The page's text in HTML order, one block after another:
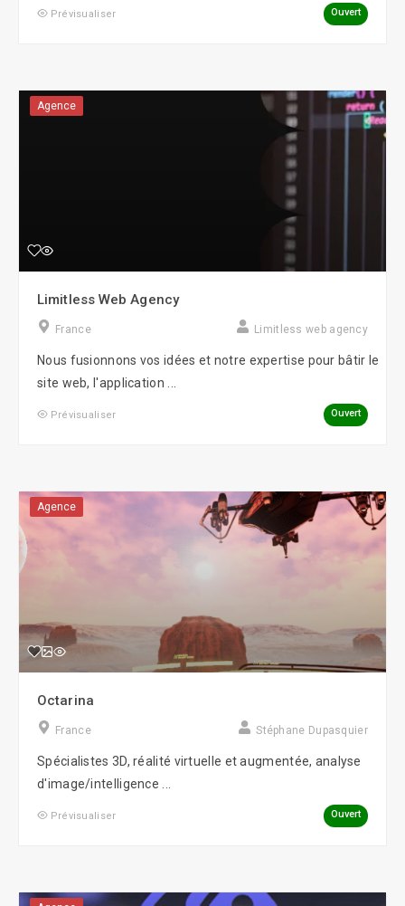
Prévisualiser Ouvert
Agence
Limitless Web Agency
France Limitless web agency
Nous fusionnons vos idées et notre expertise pour bâtir le
site web, l'application ...
Prévisualiser Ouvert
Agence
Octarina
France Stéphane Dupasquier
Spécialistes 3D, réalité virtuelle et augmentée, analyse
d'image/intelligence ...
Prévisualiser Ouvert